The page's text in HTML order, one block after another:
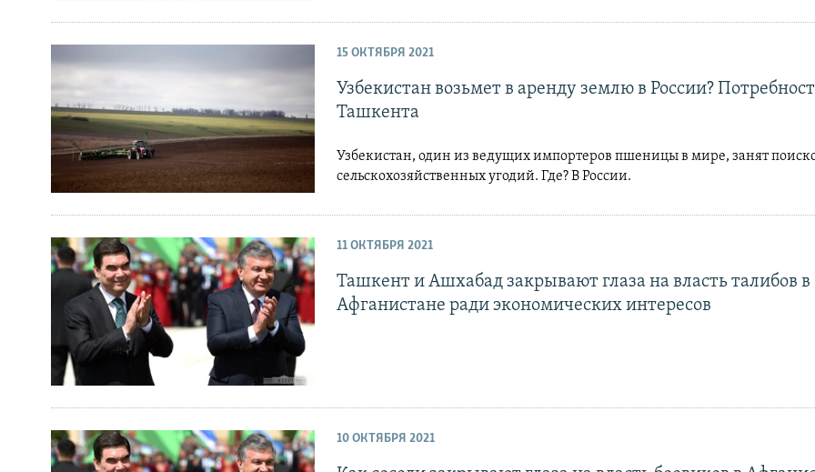
15 ОКТЯБРЯ 2021
Узбекистан возьмет в аренду землю в России?
Ташкента
Узбекистан, один из ведущих импортеров пшеницы в мире, занят
сельскохозяйственных угодий. Где? В России.
11 ОКТЯБРЯ 2021
Ташкент и Ашхабад закрывают глаза на власть талибов в
Афганистане ради экономических интересов
10 ОКТЯБРЯ 2021